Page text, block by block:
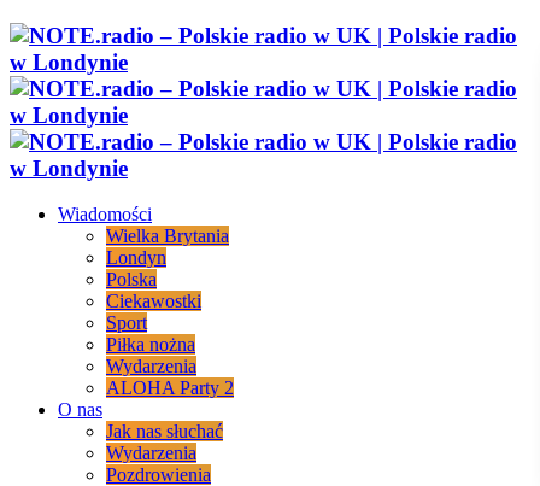
Wiadomości
Wielka Brytania
Londyn
Polska
Ciekawostki
Sport
Piłka nożna
Wydarzenia
ALOHA Party 2
O nas
Jak nas słuchać
Wydarzenia
Pozdrowienia